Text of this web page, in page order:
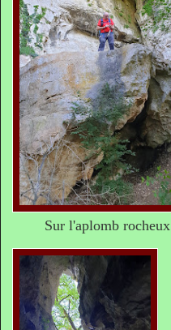
Sur l'aplomb rocheux